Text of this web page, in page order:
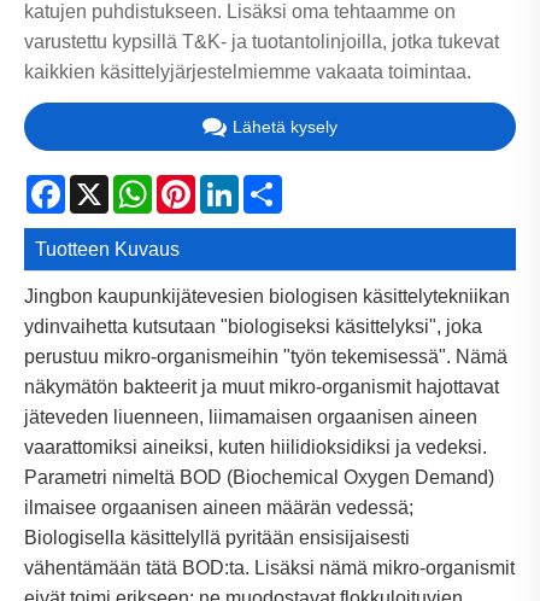
katujen puhdistukseen. Lisäksi oma tehtaamme on
varustettu kypsillä T&K- ja tuotantolinjoilla, jotka tukevat
kaikkien käsittelyjärjestelmiemme vakaata toimintaa.
Lähetä kysely
Facebook
X WhatsApp
PinterestLinkedIn
Tuotteen Kuvaus
Jingbon kaupunkijätevesien biologisen käsittelytekniikan
ydinvaihetta kutsutaan "biologiseksi käsittelyksi", joka
perustuu mikro-organismeihin "työn tekemisessä". Nämä
näkymätön bakteerit ja muut mikro-organismit hajottavat
jäteveden liuenneen, liimamaisen orgaanisen aineen
vaarattomiksi aineiksi, kuten hiilidioksidiksi ja vedeksi.
Parametri nimeltä BOD (Biochemical Oxygen Demand)
ilmaisee orgaanisen aineen määrän vedessä;
Biologisella käsittelyllä pyritään ensisijaisesti
vähentämään tätä BOD:ta. Lisäksi nämä mikro-organismit